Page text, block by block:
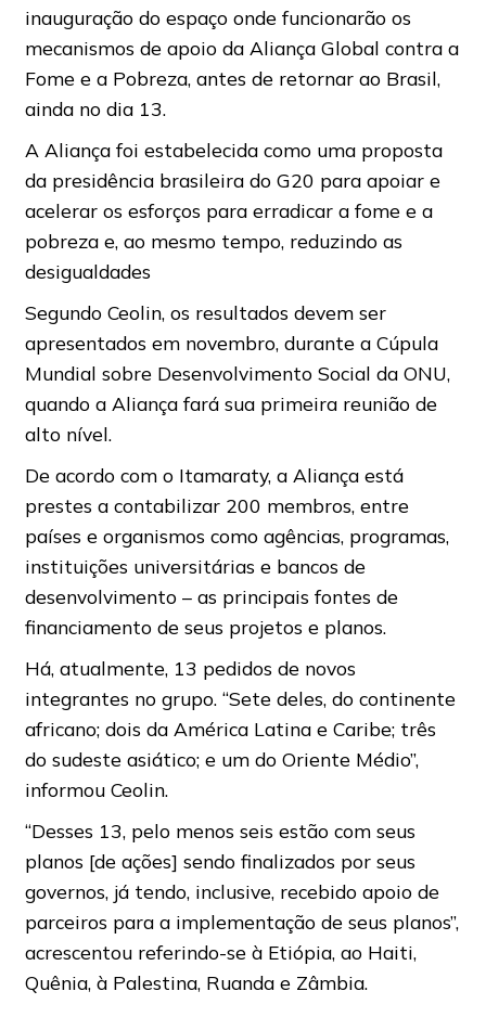
inauguração do espaço onde funcionarão os
mecanismos de apoio da Aliança Global contra a
Fome e a Pobreza, antes de retornar ao Brasil,
ainda no dia 13.
A Aliança foi estabelecida como uma proposta
da presidência brasileira do G20 para apoiar e
acelerar os esforços para erradicar a fome e a
pobreza e, ao mesmo tempo, reduzindo as
desigualdades
Segundo Ceolin, os resultados devem ser
apresentados em novembro, durante a Cúpula
Mundial sobre Desenvolvimento Social da ONU,
quando a Aliança fará sua primeira reunião de
alto nível.
De acordo com o Itamaraty, a Aliança está
prestes a contabilizar 200 membros, entre
países e organismos como agências, programas,
instituições universitárias e bancos de
desenvolvimento – as principais fontes de
financiamento de seus projetos e planos.
Há, atualmente, 13 pedidos de novos
integrantes no grupo. “Sete deles, do continente
africano; dois da América Latina e Caribe; três
do sudeste asiático; e um do Oriente Médio”,
informou Ceolin.
“Desses 13, pelo menos seis estão com seus
planos [de ações] sendo finalizados por seus
governos, já tendo, inclusive, recebido apoio de
parceiros para a implementação de seus planos”,
acrescentou referindo-se à Etiópia, ao Haiti,
Quênia, à Palestina, Ruanda e Zâmbia.